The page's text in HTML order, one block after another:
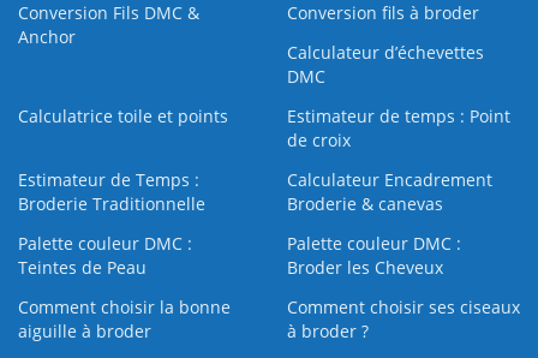
Conversion Fils DMC &
Anchor
Conversion fils à broder
Calculateur d’échevettes
DMC
Calculatrice toile et points
Estimateur de temps : Point
de croix
Estimateur de Temps :
Broderie Traditionnelle
Calculateur Encadrement
Broderie & canevas
Palette couleur DMC :
Teintes de Peau
Palette couleur DMC :
Broder les Cheveux
Comment choisir la bonne
aiguille à broder
Comment choisir ses ciseaux
à broder ?